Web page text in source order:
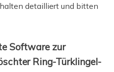
detailliert und bitten
Software zur
Ring-Türklingel-